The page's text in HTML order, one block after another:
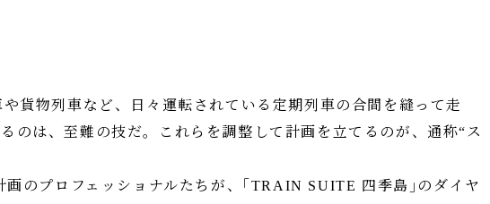
貨物列車など、日々運転されている定期列車の合間を縫って走
のは、至難の技だ。これらを調整して計画を立てるのが、通称“ス
のプロフェッショナルたちが、｢TRAIN SUITE 四季島｣のダイヤ